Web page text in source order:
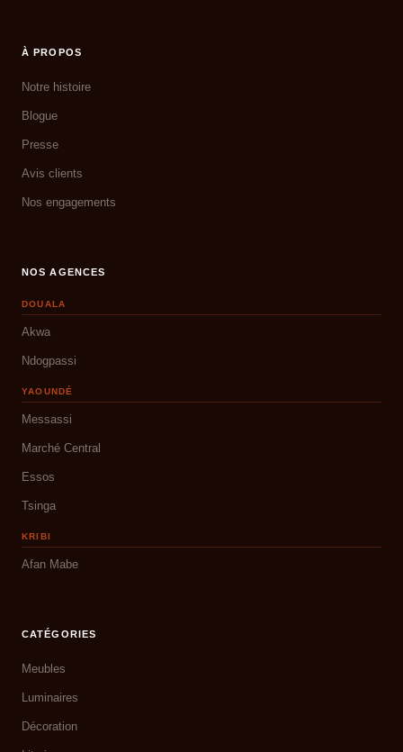
À PROPOS
Notre histoire
Blogue
Presse
Avis clients
Nos engagements
NOS AGENCES
DOUALA
Akwa
Ndogpassi
YAOUNDÉ
Messassi
Marché Central
Essos
Tsinga
KRIBI
Afan Mabe
CATÉGORIES
Meubles
Luminaires
Décoration